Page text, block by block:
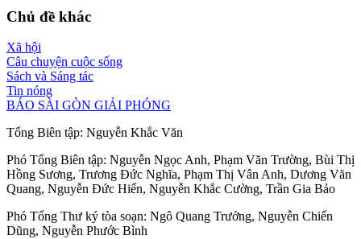
Chủ đề khác
Xã hội
Câu chuyện cuộc sống
Sách và Sáng tác
Tin nóng
BÁO SÀI GÒN GIẢI PHÓNG
Tổng Biên tập: Nguyễn Khắc Văn
Phó Tổng Biên tập: Nguyễn Ngọc Anh, Phạm Văn Trường, Bùi Thị
Hồng Sương, Trương Đức Nghĩa, Phạm Thị Vân Anh, Dương Văn
Quang, Nguyễn Đức Hiển, Nguyễn Khắc Cường, Trần Gia Bảo
Phó Tổng Thư ký tòa soạn: Ngô Quang Trưởng, Nguyễn Chiến
Dũng, Nguyễn Phước Bình